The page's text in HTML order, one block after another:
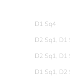
D1 Sq4
D2 Sq1, D1
D2 Sq1, D1
D1 Sq1, D2